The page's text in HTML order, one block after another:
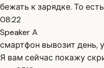
бежать к зарядке. То есть
08:22
Speaker A
смартфон вывозит день,
Я вам сейчас покажу